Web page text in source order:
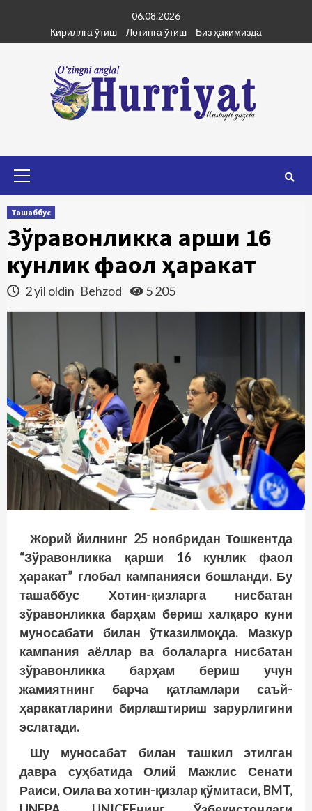
content
06.08.2026
Кириллга ўтиш
Лотинга ўтиш Биз ҳақимизда
Ташаббус
Зўравонликка қарши 16
кунлик фаол ҳаракат
2 yil oldin Behzod 5 205
Жорий йилнинг 25 ноябридан Тошкентда
“Зўравонликка қарши 16 кунлик фаол
ҳаракат” глобал кампанияси бошланди. Бу
ташаббус Хотин-қизларга нисбатан
зўравонликка барҳам бериш халқаро куни
муносабати билан ўтказилмоқда. Мазкур
кампания аёллар ва болаларга нисбатан
зўравонликка барҳам бериш учун
жамиятнинг барча қатламлари саъй-
ҳаракатларини бирлаштириш зарурлигини
эслатади.
Шу муносабат билан ташкил этилган
давра суҳбатида Олий Мажлис Сенати
Раиси, Оила ва хотин-қизлар қўмитаси, BMT,